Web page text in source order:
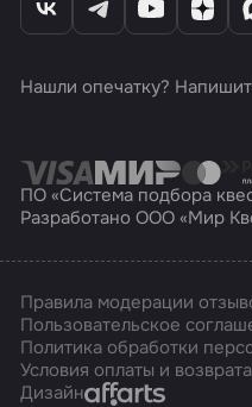
Нашли опечатку?
ПО «Система подбора
Разработано ООО «Мир
Правила модерации
Пользовательское
Политика обработки
Условия оплаты и возврата
ДизайнAffarts